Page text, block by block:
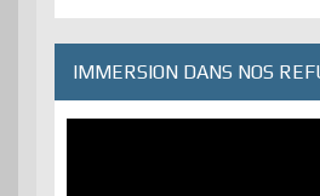
IMMERSION DANS NOS